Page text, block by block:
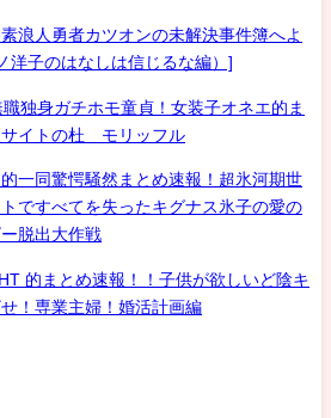
浪人勇者カツオンの未解決事件簿へよ
洋子のはなしは信じるな編）]
身ガチホモ童貞！女装子オネエ的ま
サイトの杜 モリッフル
一同驚愕騒然まとめ速報！超氷河期世
ですべてを失ったキグナス氷子の愛の
脱出大作戦
的まとめ速報！！子供が欲しいど陰キ
！専業主婦！婚活計画編